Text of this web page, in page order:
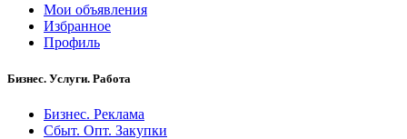
Мои объявления
Избранное
Профиль
Бизнес. Услуги. Работа
Бизнес. Реклама
Сбыт. Опт. Закупки